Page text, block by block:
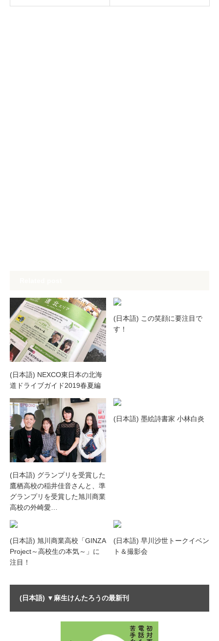
(日本語) NEXCO東日本の北海
道ドライブガイド2019春夏編
(日本語) この笑顔に要注目で
す！
(日本語) グランプリを受賞した
鷹栖高校の稲井佳音さんと、準
グランプリを受賞した旭川商業
高校の外崎愛…
(日本語) 墨絵詩書家 小林白炎
(日本語) 旭川商業高校「GINZA
Project～高校生の本気～」に
注目！
(日本語) 早川沙世トークイベン
ト＆撮影会
(日本語) ▼麻生けんたろうの最新刊